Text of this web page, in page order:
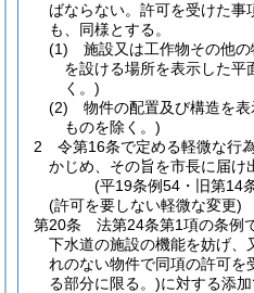
ばならない。 許可を受けた事
も、同様とする。
(1)
施設又は工作物その他の
を設ける場所を表示した平
く。)
(2)
物件の配置及び構造を
ものを除く。)
2
令第16条で定める軽微な行
かじめ、その旨を市長に届け
(平19条例54・旧第14
(許可を要しない軽微な変更)
第20条
法第24条第1項の条例
下水道の施設の機能を妨げ、
れのない物件で同項の許可を
る部分に限る。)に対する添